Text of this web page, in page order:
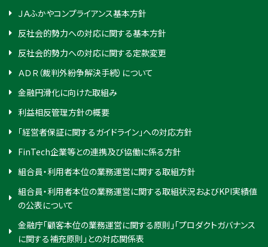
ＪＡふかやコンプライアンス基本方針
反社会的勢力への対応に関する基本方針
反社会的勢力への対応に関する定款変更
ＡＤＲ（裁判外紛争解決手続）について
金融円滑化に向けた取組み
利益相反管理方針の概要
「経営者保証に関するガイドライン」への対応方針
FinTech企業等との連携及び協働に係る方針
組合員・利用者本位の業務運営に関する取組方針
組合員・利用者本位の業務運営に関する取組状況およびKPI実績値
の公表について
金融庁「顧客本位の業務運営に関する原則」「プロダクトガバナンス
に関する補充原則」との対応関係表